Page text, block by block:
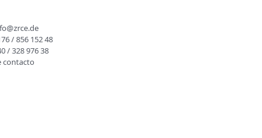
/ 856 152 48
/ 328 976 38
contacto